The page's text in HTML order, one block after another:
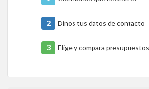
2 Dinos tus datos de contacto
3 Elige y compara presupuestos